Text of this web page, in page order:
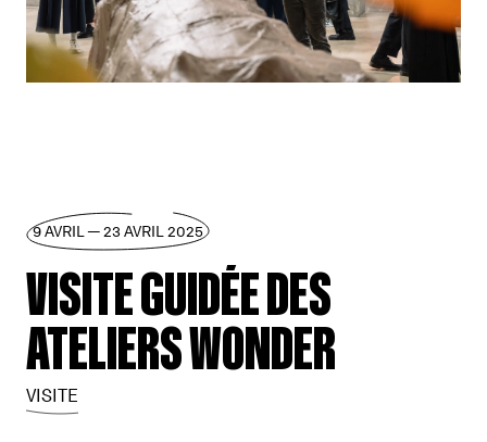
9 AVRIL — 23 AVRIL 2025
VISITE GUIDÉE DES
ATELIERS WONDER
VISITE